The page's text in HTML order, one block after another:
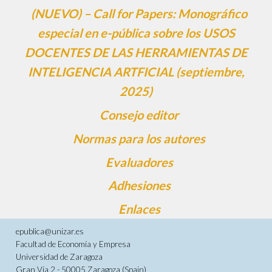
(NUEVO) – Call for Papers: Monográfico
especial en e-pública sobre los USOS
DOCENTES DE LAS HERRAMIENTAS DE
INTELIGENCIA ARTFICIAL (septiembre,
2025)
Consejo editor
Normas para los autores
Evaluadores
Adhesiones
Enlaces
epublica@unizar.es
Facultad de Economía y Empresa
Universidad de Zaragoza
Gran Vía 2 - 50005 Zaragoza (Spain)